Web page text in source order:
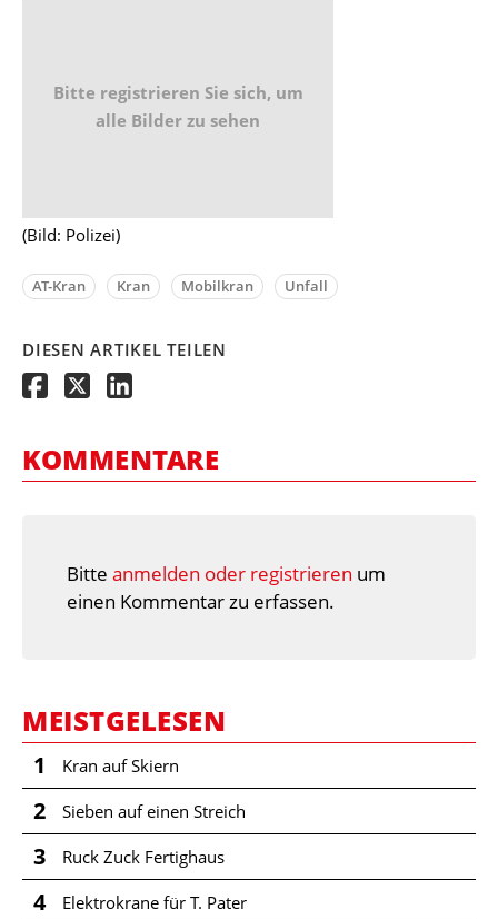
Bitte registrieren Sie sich, um
alle Bilder zu sehen
(Bild: Polizei)
AT-Kran Kran Mobilkran Unfall
DIESEN ARTIKEL TEILEN
KOMMENTARE
Bitte anmelden oder registrieren um
einen Kommentar zu erfassen.
MEISTGELESEN
1 Kran auf Skiern
2 Sieben auf einen Streich
3 Ruck Zuck Fertighaus
4 Elektrokrane für T. Pater